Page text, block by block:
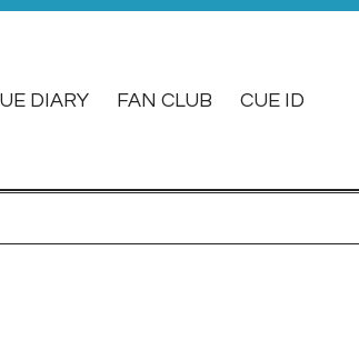
DIARY FAN CLUB CUE ID